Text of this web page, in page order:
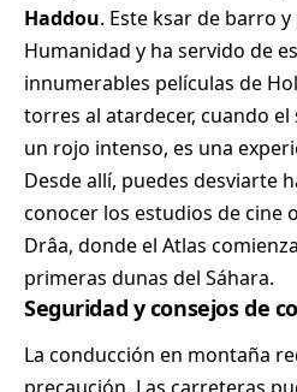
Haddou. Este ksar de barro
Humanidad y ha servido de
innumerables películas de
torres al atardecer, cuando
un rojo intenso, es una
Desde allí, puedes desviarte
conocer los estudios de cine
Drâa, donde el Atlas
primeras dunas del Sáhara.
Seguridad y consejos de
La conducción en montaña